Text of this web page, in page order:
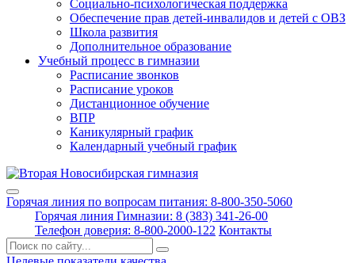
Социально-психологическая поддержка
Обеспечение прав детей-инвалидов и детей с ОВЗ
Школа развития
Дополнительное образование
Учебный процесс в гимназии
Расписание звонков
Расписание уроков
Дистанционное обучение
ВПР
Каникулярный график
Календарный учебный график
Горячая линия по вопросам питания: 8-800-350-5060
Горячая линия Гимназии: 8 (383) 341-26-00
Телефон доверия: 8-800-2000-122 Контакты
Поиск: